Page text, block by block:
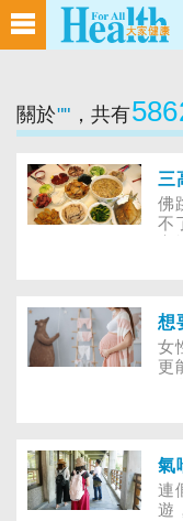
關於"" ，共有
三
佛
不
肌
制
會
想
女
更
氣
連
遊